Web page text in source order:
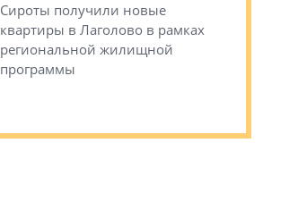
Сироты получили новые
квартиры в Лаголово в рамках
региональной жилищной
программы